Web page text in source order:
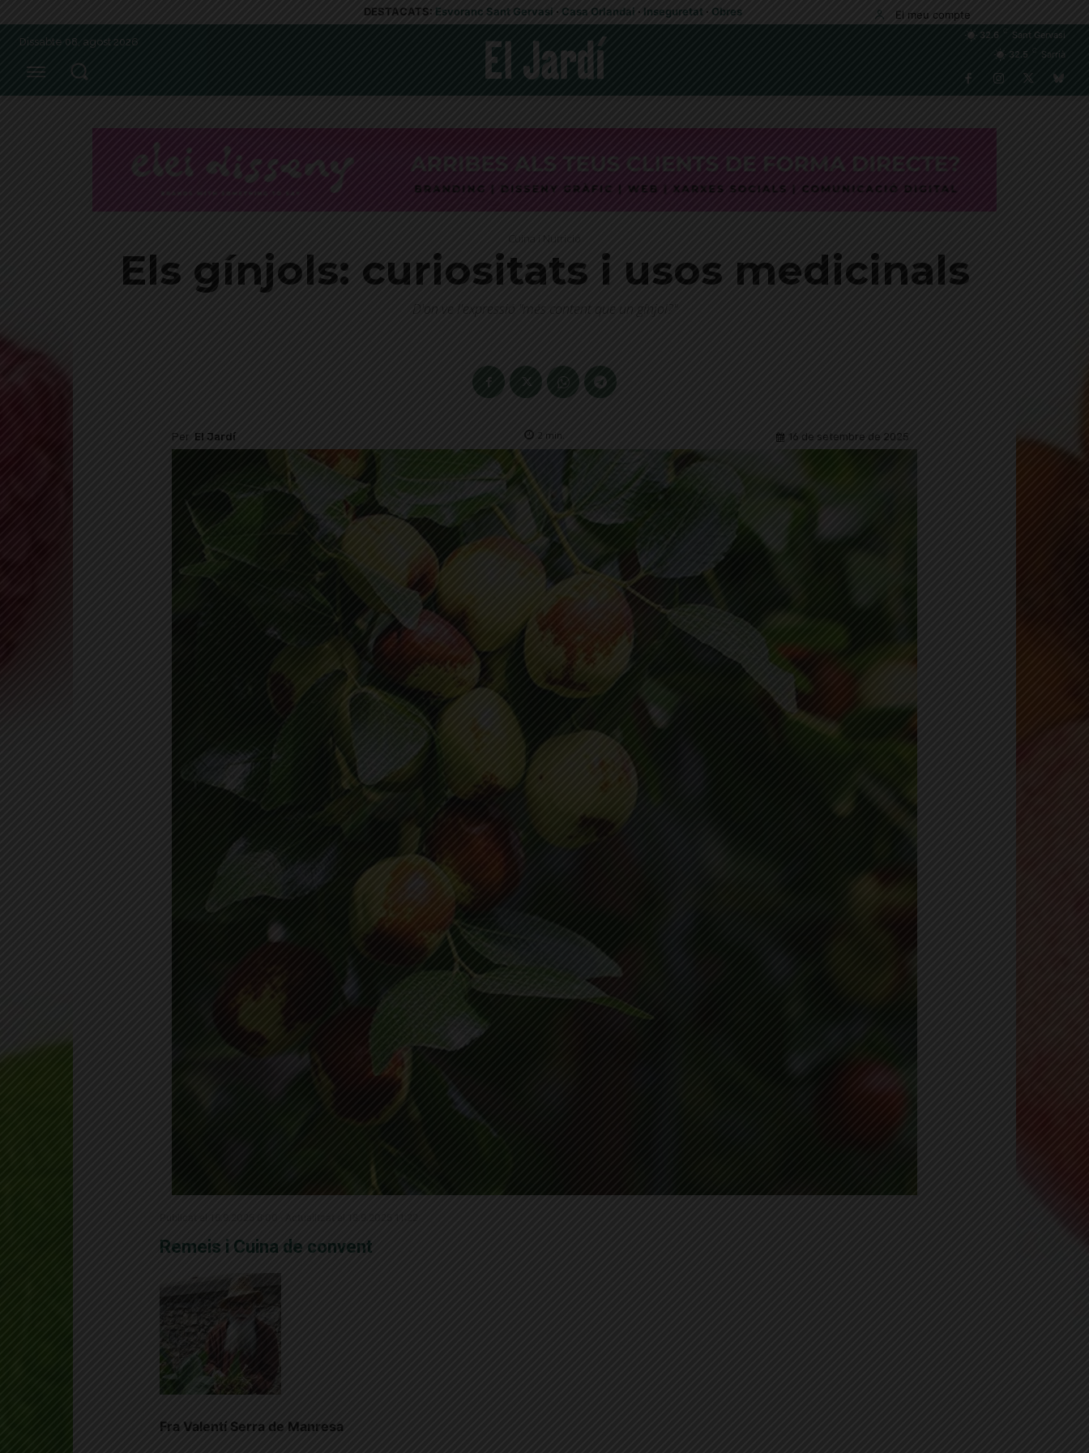
DESTACATS: Esvoranc Sant Gervasi · Casa Orlandai · Inseguretat · Obres El meu compte
Dissabte 08, agost 2026
32.6
Sant Gervasi
32.5
Sarrià
Els gínjols: curiositats i usos medicinals
D'on ve l'expressió "més content que un gínjol?"
Per El Jardí 2 min. 16 de setembre de 2025
Remeis i Cuina de convent
Fra Valentí Serra de Manresa